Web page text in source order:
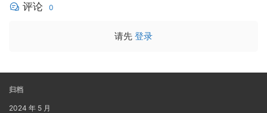
评论 0
请先 登录
归档
2024 年 5 月